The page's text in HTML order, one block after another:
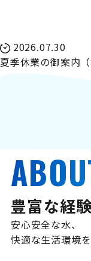
2026.07.30
夏季休業の御案内
豊富な経
安心安全な水、
快適な生活環境を